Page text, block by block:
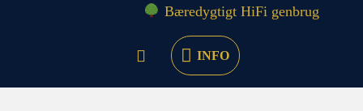
Bæredygtigt HiFi genbrug
INFO